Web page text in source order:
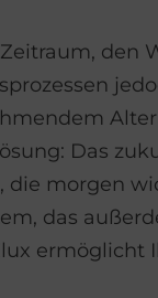
Das
die morgen
das